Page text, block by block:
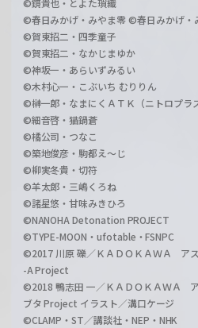
©春日みかげ・みやま零 ©春日みかげ・
©賀東招二・四季童子
©賀東招二・なかじまゆか
©神坂一・あらいずみるい
©木村心一・こぶいち むりりん
©榊一郎・なまにくＡＴＫ（ニトロプラス
©細音啓・猫鍋蒼
©橘公司・つなこ
©築地俊彦・駒都え～じ
©柳実冬貴・切符
©羊太郎・三嶋くろね
©諸星悠・甘味みきひろ
©NANOHA Detonation PROJECT
©TYPE-MOON・ufotable・FSNPC
©2017 川原 礫／ＫＡＤＯＫＡＷＡ ア
-A Project
©2018 鴨志田 一／ＫＡＤＯＫＡＷＡ
ブタ Project イラスト／溝口ケージ
©CLAMP・ST／講談社・NEP・NHK